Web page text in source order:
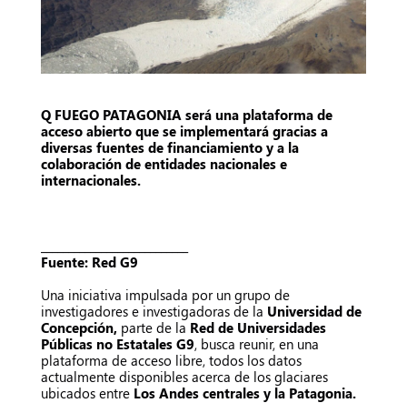
Q FUEGO PATAGONIA será una plataforma de
acceso abierto que se implementará gracias a
diversas fuentes de financiamiento y a la
colaboración de entidades nacionales e
internacionales.
Fuente: Red G9
Una iniciativa impulsada por un grupo de
investigadores e investigadoras de la Universidad de
Concepción, parte de la Red de Universidades
Públicas no Estatales G9, busca reunir, en una
plataforma de acceso libre, todos los datos
actualmente disponibles acerca de los glaciares
ubicados entre Los Andes centrales y la Patagonia.